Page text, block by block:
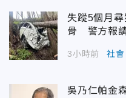
失蹤5個月
骨 警方報
3小時前 社會
吳乃仁帕金